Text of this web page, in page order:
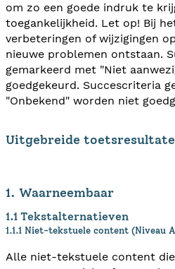
om zo een goede indruk te
toegankelijkheid. Let op! Bij
verbeteringen of wijzigingen
nieuwe problemen ontstaan.
gemarkeerd met "Niet
goedgekeurd. Succescriteria
"Onbekend" worden niet
Uitgebreide
1. Waarneembaar
1.1 Tekstalternatieven
1.1.1 Niet-tekstuele content (Niveau
Alle niet-tekstuele content